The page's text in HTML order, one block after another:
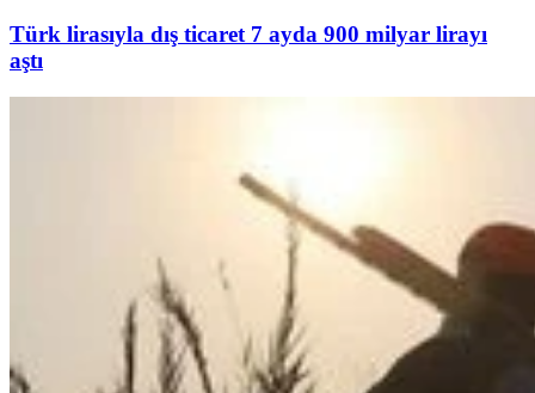
Türk lirasıyla dış ticaret 7 ayda 900 milyar lirayı
aştı